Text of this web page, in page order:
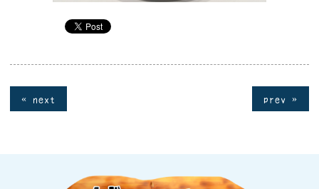
« next prev »